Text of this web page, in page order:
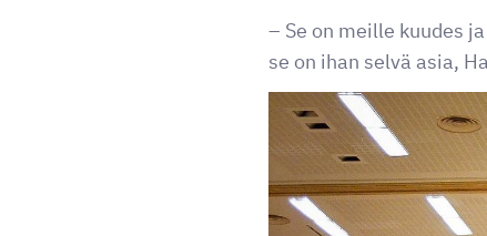
– Se on meille kuudes
se on ihan selvä asia,